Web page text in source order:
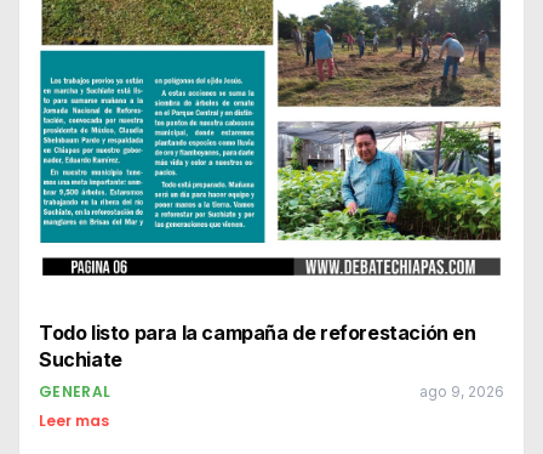
Todo listo para la campaña de reforestación en
Suchiate
GENERAL ago 9, 2026
Leer mas